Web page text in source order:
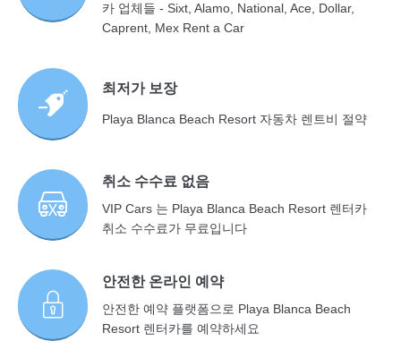
카 업체들 - Sixt, Alamo, National, Ace, Dollar,
Caprent, Mex Rent a Car
최저가 보장
Playa Blanca Beach Resort 자동차 렌트비 절약
취소 수수료 없음
VIP Cars 는 Playa Blanca Beach Resort 렌터카
취소 수수료가 무료입니다
안전한 온라인 예약
안전한 예약 플랫폼으로 Playa Blanca Beach
Resort 렌터카를 예약하세요